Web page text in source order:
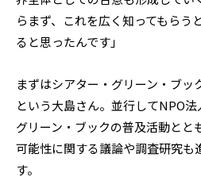
らまず、これを広く知ってもらう
ると思ったんです」
まずはシアター・グリーン・ブ
という大島さん。並行してNPO法
グリーン・ブックの普及活動とと
可能性に関する議論や調査研究も
す。